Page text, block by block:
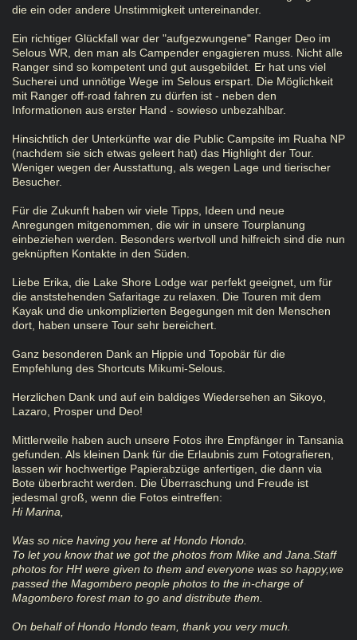
die ein oder andere Unstimmigkeit untereinander.
Ein richtiger Glückfall war der "aufgezwungene" Ranger Deo im
Selous WR, den man als Campender engagieren muss. Nicht alle
Ranger sind so kompetent und gut ausgebildet. Er hat uns viel
Sucherei und unnötige Wege im Selous erspart. Die Möglichkeit
mit Ranger off-road fahren zu dürfen ist - neben den
Informationen aus erster Hand - sowieso unbezahlbar.
Hinsichtlich der Unterkünfte war die Public Campsite im Ruaha NP
(nachdem sie sich etwas geleert hat) das Highlight der Tour.
Weniger wegen der Ausstattung, als wegen Lage und tierischer
Besucher.
Für die Zukunft haben wir viele Tipps, Ideen und neue
Anregungen mitgenommen, die wir in unsere Tourplanung
einbeziehen werden. Besonders wertvoll und hilfreich sind die nun
geknüpften Kontakte in den Süden.
Liebe Erika, die Lake Shore Lodge war perfekt geeignet, um für
die anststehenden Safaritage zu relaxen. Die Touren mit dem
Kayak und die unkomplizierten Begegungen mit den Menschen
dort, haben unsere Tour sehr bereichert.
Ganz besonderen Dank an Hippie und Topobär für die
Empfehlung des Shortcuts Mikumi-Selous.
Herzlichen Dank und auf ein baldiges Wiedersehen an Sikoyo,
Lazaro, Prosper und Deo!
Mittlerweile haben auch unsere Fotos ihre Empfänger in Tansania
gefunden. Als kleinen Dank für die Erlaubnis zum Fotografieren,
lassen wir hochwertige Papierabzüge anfertigen, die dann via
Bote überbracht werden. Die Überraschung und Freude ist
jedesmal groß, wenn die Fotos eintreffen:
Hi Marina,
Was so nice having you here at Hondo Hondo.
To let you know that we got the photos from Mike and Jana.Staff
photos for HH were given to them and everyone was so happy,we
passed the Magombero people photos to the in-charge of
Magombero forest man to go and distribute them.
On behalf of Hondo Hondo team, thank you very much.